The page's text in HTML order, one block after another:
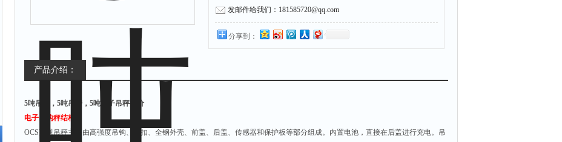
耐用。旋转吊钩设计，保证正面读数。传感器两侧设有保护板，安全可
发邮件给我们：181585720@qq.com
分享到：
产品介绍：
5吨吊秤，5吨吊磅，5吨电子吊秤报价
电子吊钩秤结构：
OCS直视吊秤主要由高强度吊钩、卸扣、全钢外壳、前盖、后盖、传感器和保护板等部分组成。内置电池，直接在后盖进行充电。吊